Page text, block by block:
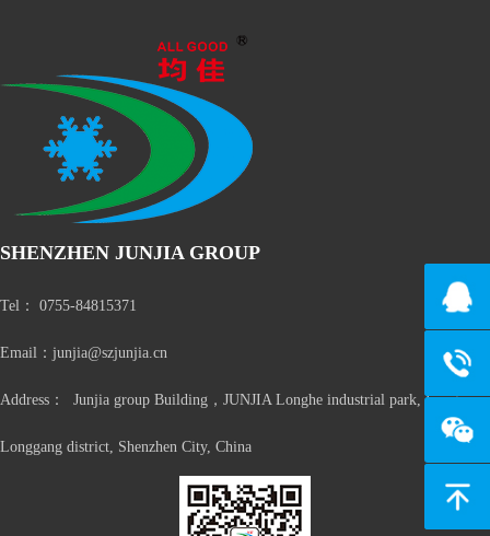
SHENZHEN JUNJIA GROUP
Tel： 0755-84815371
Email：junjia@szjunjia.cn
Address： Junjia group Building，JUNJIA Longhe industrial park, Longxi,
Longgang district, Shenzhen City, China
返回顶